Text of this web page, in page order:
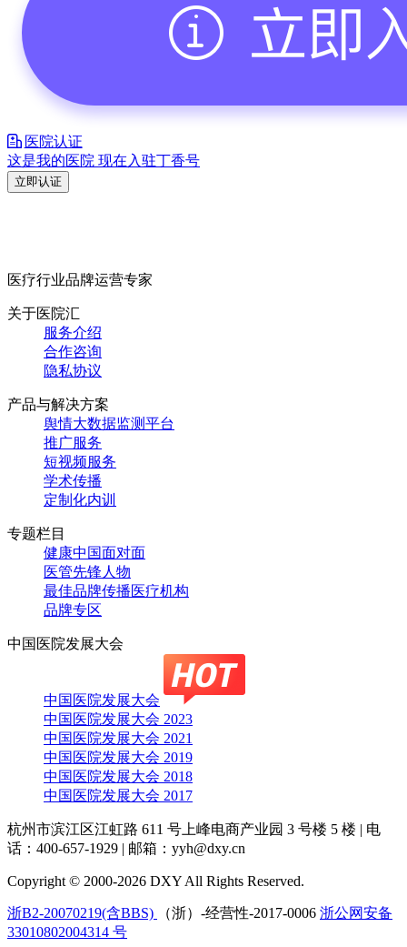
医院认证
这是我的医院 现在入驻丁香号
立即认证
医疗行业品牌运营专家
关于医院汇
服务介绍
合作咨询
隐私协议
产品与解决方案
舆情大数据监测平台
推广服务
短视频服务
学术传播
定制化内训
专题栏目
健康中国面对面
医管先锋人物
最佳品牌传播医疗机构
品牌专区
中国医院发展大会
中国医院发展大会
中国医院发展大会 2023
中国医院发展大会 2021
中国医院发展大会 2019
中国医院发展大会 2018
中国医院发展大会 2017
杭州市滨江区江虹路 611 号上峰电商产业园 3 号楼 5 楼 | 电
话：400-657-1929 | 邮箱：yyh@dxy.cn
Copyright © 2000-2026 DXY All Rights Reserved.
浙B2-20070219(含BBS) （浙）-经营性-2017-0006 浙公网安备
33010802004314 号